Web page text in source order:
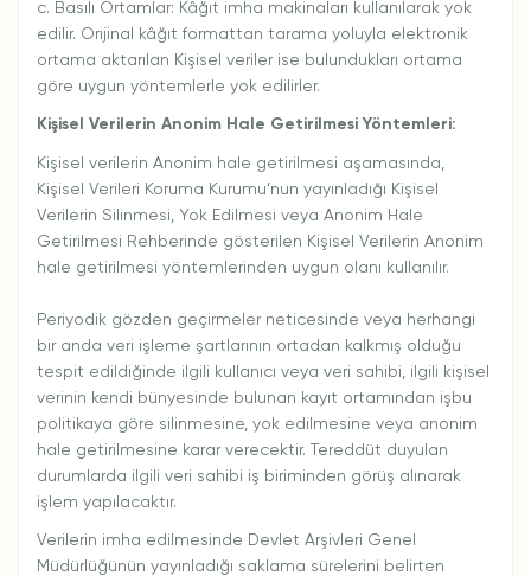
c. Basılı Ortamlar: Kâğıt imha makinaları kullanılarak yok
edilir. Orijinal kâğıt formattan tarama yoluyla elektronik
ortama aktarılan Kişisel veriler ise bulundukları ortama
göre uygun yöntemlerle yok edilirler.
Kişisel Verilerin Anonim Hale Getirilmesi Yöntemleri:
Kişisel verilerin Anonim hale getirilmesi aşamasında,
Kişisel Verileri Koruma Kurumu’nun yayınladığı Kişisel
Verilerin Silinmesi, Yok Edilmesi veya Anonim Hale
Getirilmesi Rehberinde gösterilen Kişisel Verilerin Anonim
hale getirilmesi yöntemlerinden uygun olanı kullanılır.
Periyodik gözden geçirmeler neticesinde veya herhangi
bir anda veri işleme şartlarının ortadan kalkmış olduğu
tespit edildiğinde ilgili kullanıcı veya veri sahibi, ilgili kişisel
verinin kendi bünyesinde bulunan kayıt ortamından işbu
politikaya göre silinmesine, yok edilmesine veya anonim
hale getirilmesine karar verecektir. Tereddüt duyulan
durumlarda ilgili veri sahibi iş biriminden görüş alınarak
işlem yapılacaktır.
Verilerin imha edilmesinde Devlet Arşivleri Genel
Müdürlüğünün yayınladığı saklama sürelerini belirten